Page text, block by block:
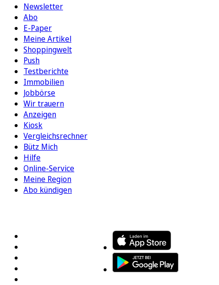
Newsletter
Abo
E-Paper
Meine Artikel
Shoppingwelt
Push
Testberichte
Immobilien
Jobbörse
Wir trauern
Anzeigen
Kiosk
Vergleichsrechner
Bütz Mich
Hilfe
Online-Service
Meine Region
Abo kündigen